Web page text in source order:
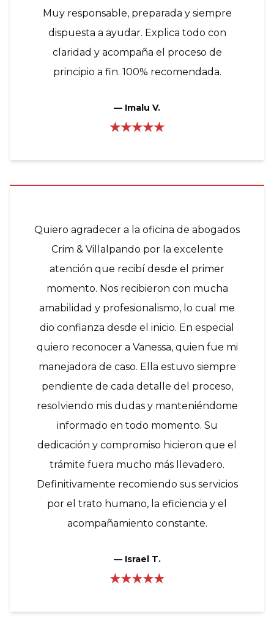
Muy responsable, preparada y siempre
dispuesta a ayudar. Explica todo con
claridad y acompaña el proceso de
principio a fin. 100% recomendada.
— Imalu V.
★★★★★
Quiero agradecer a la oficina de abogados
Crim & Villalpando por la excelente
atención que recibí desde el primer
momento. Nos recibieron con mucha
amabilidad y profesionalismo, lo cual me
dio confianza desde el inicio. En especial
quiero reconocer a Vanessa, quien fue mi
manejadora de caso. Ella estuvo siempre
pendiente de cada detalle del proceso,
resolviendo mis dudas y manteniéndome
informado en todo momento. Su
dedicación y compromiso hicieron que el
trámite fuera mucho más llevadero.
Definitivamente recomiendo sus servicios
por el trato humano, la eficiencia y el
acompañamiento constante.
— Israel T.
★★★★★